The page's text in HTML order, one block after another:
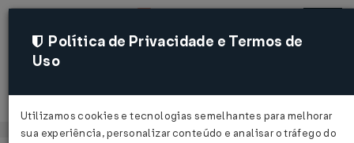
Acessar
Política de Privacidade e Termos de
Uso
Utilizamos cookies e tecnologias semelhantes para melhorar
sua experiência, personalizar conteúdo e analisar o tráfego do